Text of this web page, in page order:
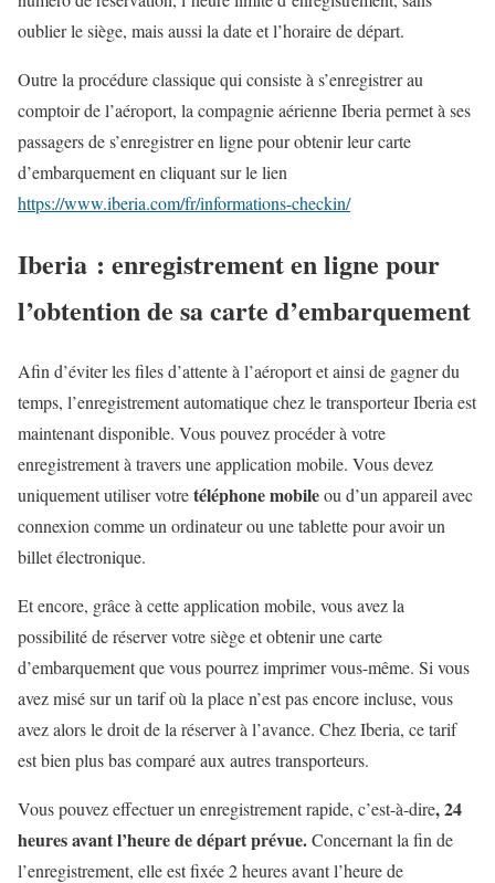
oublier le siège, mais aussi la date et l’horaire de départ.
Outre la procédure classique qui consiste à s’enregistrer au
comptoir de l’aéroport, la compagnie aérienne Iberia permet à ses
passagers de s’enregistrer en ligne pour obtenir leur carte
d’embarquement en cliquant sur le lien
https://www.iberia.com/fr/informations-checkin/
Iberia : enregistrement en ligne pour
l’obtention de sa carte d’embarquement
Afin d’éviter les files d’attente à l’aéroport et ainsi de gagner du
temps, l’enregistrement automatique chez le transporteur Iberia est
maintenant disponible. Vous pouvez procéder à votre
enregistrement à travers une application mobile. Vous devez
uniquement utiliser votretéléphone mobileou d’un appareil avec
connexion comme un ordinateur ou une tablette pour avoir un
billet électronique.
Et encore, grâce à cette application mobile, vous avez la
possibilité de réserver votre siège et obtenir une carte
d’embarquement que vous pourrez imprimer vous-même. Si vous
avez misé sur un tarif où la place n’est pas encore incluse, vous
avez alors le droit de la réserver à l’avance. Chez Iberia, ce tarif
est bien plus bas comparé aux autres transporteurs.
Vous pouvez effectuer un enregistrement rapide, c’est-à-dire, 24
heures avant l’heure de départ prévue.Concernant la fin de
l’enregistrement, elle est fixée 2 heures avant l’heure de